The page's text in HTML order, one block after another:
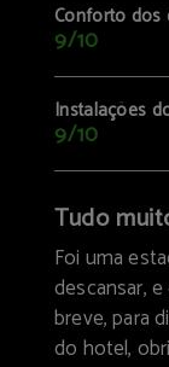
Conforto dos
9/10
Instalações
9/10
Tudo
Foi uma
descansar,
breve, para
do hotel,